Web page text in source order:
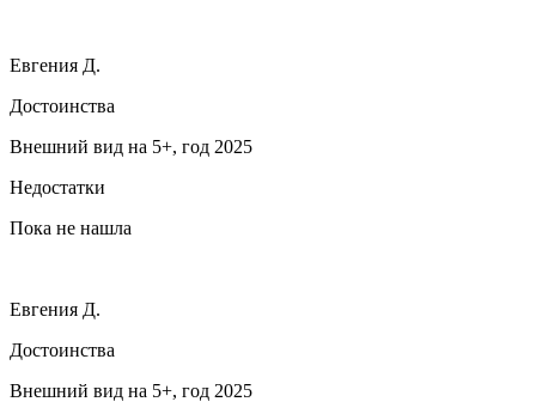
Евгения Д.
Достоинства
Внешний вид на 5+, год 2025
Недостатки
Пока не нашла
Евгения Д.
Достоинства
Внешний вид на 5+, год 2025